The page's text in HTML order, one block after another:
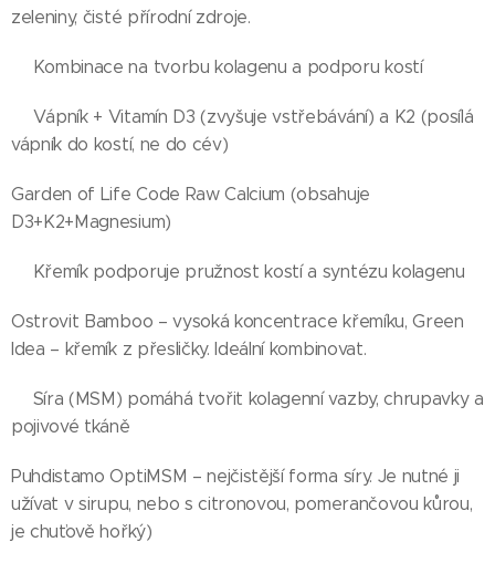
zeleniny, čisté přírodní zdroje.
👉Kombinace na tvorbu kolagenu a podporu kostí
👉Vápník + Vitamín D3 (zvyšuje vstřebávání) a K2 (posílá
vápník do kostí, ne do cév)
Garden of Life Code Raw Calcium (obsahuje
D3+K2+Magnesium)
👉Křemík podporuje pružnost kostí a syntézu kolagenu
Ostrovit Bamboo – vysoká koncentrace křemíku, Green
Idea – křemík z přesličky. Ideální kombinovat.
👉Síra (MSM) pomáhá tvořit kolagenní vazby, chrupavky a
pojivové tkáně
Puhdistamo OptiMSM – nejčistější forma síry. Je nutné ji
užívat v sirupu, nebo s citronovou, pomerančovou kůrou,
je chuťově hořký)